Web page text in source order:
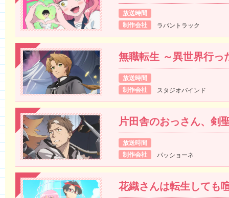
放送時間
制作会社
ラパントラック
無職転生 ～異世界行っ
放送時間
制作会社
スタジオバインド
片田舎のおっさん、剣
放送時間
制作会社
パッショーネ
花織さんは転生しても